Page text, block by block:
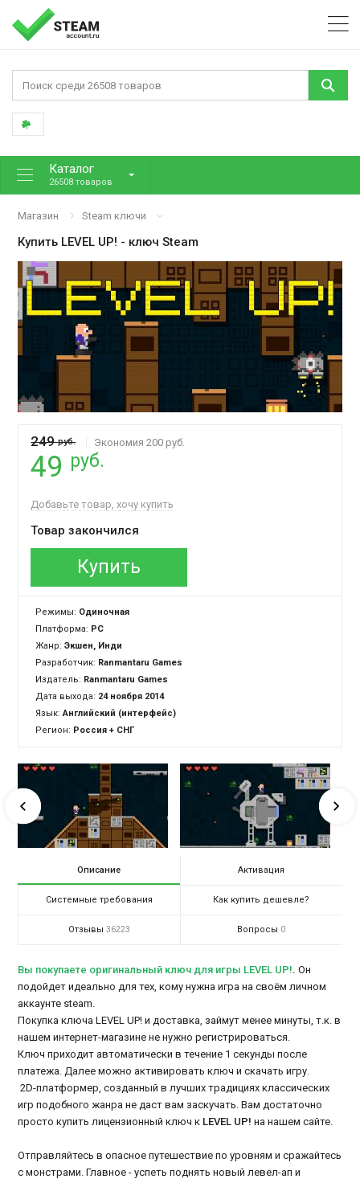
Каталог
26508 товаров
Магазин Steam ключи
Купить LEVEL UP! - ключ Steam
249руб. Экономия 200 руб.
49 руб.
Добавьте товар, хочу купить
Товар закончился
Купить
Режимы: Одиночная
Платформа: PC
Жанр:Экшен, Инди
Разработчик: Ranmantaru Games
Издатель: Ranmantaru Games
Дата выхода: 24 ноября 2014
Язык:Английский (интерфейс)
Регион: Россия + СНГ
Описание Активация
Системные требования Как купить дешевле?
Отзывы 36223 Вопросы 0
Вы покупаете оригинальный ключ для игры LEVEL UP!. Он
подойдет идеально для тех, кому нужна игра на своём личном
аккаунте steam.
Покупка ключа LEVEL UP! и доставка, займут менее минуты, т.к. в
нашем интернет-магазине не нужно регистрироваться.
Ключ приходит автоматически в течение 1 секунды после
платежа. Далее можно активировать ключ и скачать игру.
2D-платформер, созданный в лучших традициях классических
игр подобного жанра не даст вам заскучать. Вам достаточно
просто купить лицензионный ключ к LEVEL UP! на нашем сайте.
Отправляйтесь в опасное путешествие по уровням и сражайтесь
с монстрами. Главное - успеть поднять новый левел-ап и